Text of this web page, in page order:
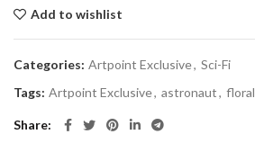
Add to wishlist
Categories: Artpoint Exclusive, Sci-Fi
Tags: Artpoint Exclusive, astronaut, floral
Share